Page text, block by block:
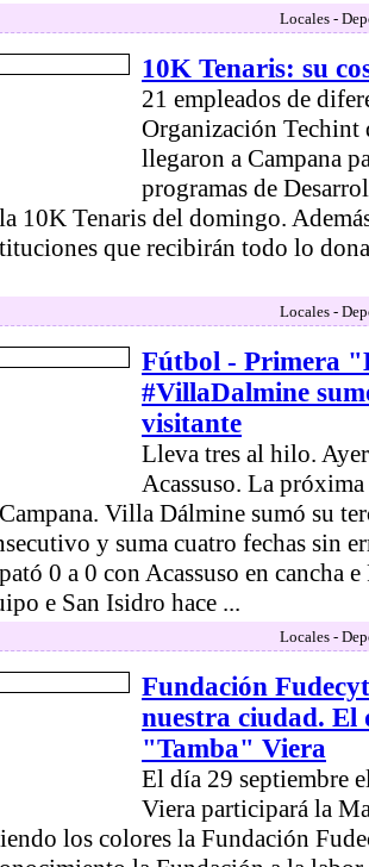
Locales -
10K Tenaris: su
21 empleados de
Organización Techint
llegaron a Campana
programas de
10K Tenaris del domingo.
que recibirán todo lo
Locales -
Fútbol - Primera
#VillaDalmine
visitante
Lleva tres al hilo.
Acassuso. La
Villa Dálmine sumó su
y suma cuatro fechas sin
0 a 0 con Acassuso en cancha
e San Isidro hace ...
Locales -
Fundación
nuestra ciudad. El
"Tamba" Viera
El día 29 septiembre
Viera participará la
los colores la Fundación